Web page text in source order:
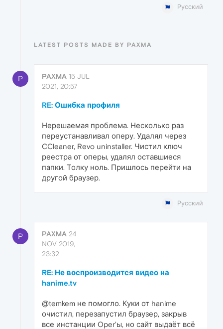
Русский
LATEST POSTS MADE BY PAXMA
P PAXMA 15 JUL
2021, 20:57
RE: Ошибка профиля
Нерешаемая проблема. Несколько раз
переустанавливал оперу. Удалял через
CCleaner, Revo uninstaller. Чистил ключ
реестра от оперы, удалял оставшиеся
папки. Толку ноль. Пришлось перейти на
другой браузер.
Русский
P PAXMA 24
NOV 2019,
23:32
RE: Не воспроизводится видео на
hanime.tv
@temkem не помогло. Куки от hanime
очистил, перезапустил браузер, закрыв
все инстанции Oper'ы, но сайт выдаёт всё